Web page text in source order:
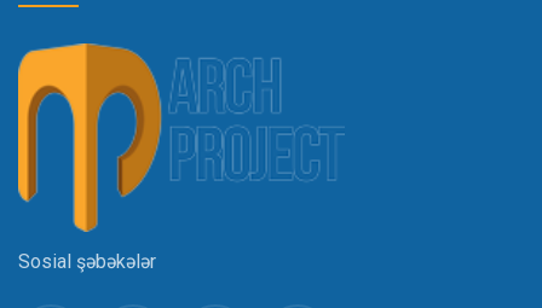
Sosial şəbəkələr